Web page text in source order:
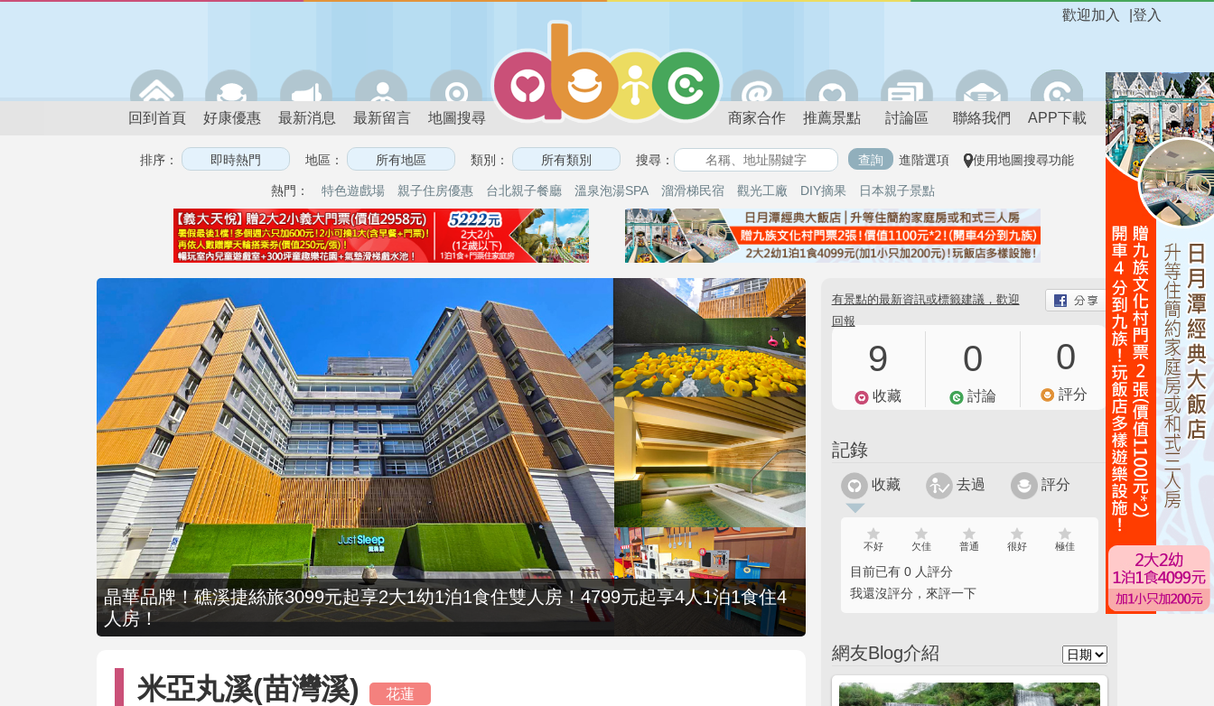
登入
歡迎加入
回到首頁 好康優惠 最新消息 最新留言 地圖搜尋 商家合作 推薦景點 討論區 聯絡我們 APP下載
排序： 地區： 類別： 搜尋： 進階選項 使用地圖搜尋功能
熱門： 特色遊戲場 親子住房優惠 台北親子餐廳 溫泉泡湯SPA 溜滑梯民宿 觀光工廠 DIY摘果 日本親子景點
晶華品牌！礁溪捷絲旅3099元起享2大1幼1泊1食住雙人房！4799元起享4人1泊1食住4
人房！
米亞丸溪(苗灣溪) 花蓮
有景點的最新資訊或標籤建議，歡迎
回報
9
收藏
0
討論
0
評分
記錄
收藏 去過 評分
不好 欠佳 普通 很好 極佳
目前已有 0 人評分
我還沒評分，來評一下
網友Blog介紹